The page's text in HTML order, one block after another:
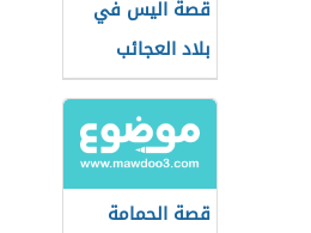
قصة اليس في
بلاد العجائب
قصة الحمامة